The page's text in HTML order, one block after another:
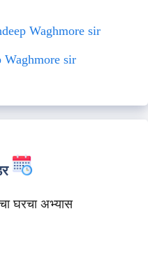
Waghmore sir
Waghmore sir
घरचा अभ्यास